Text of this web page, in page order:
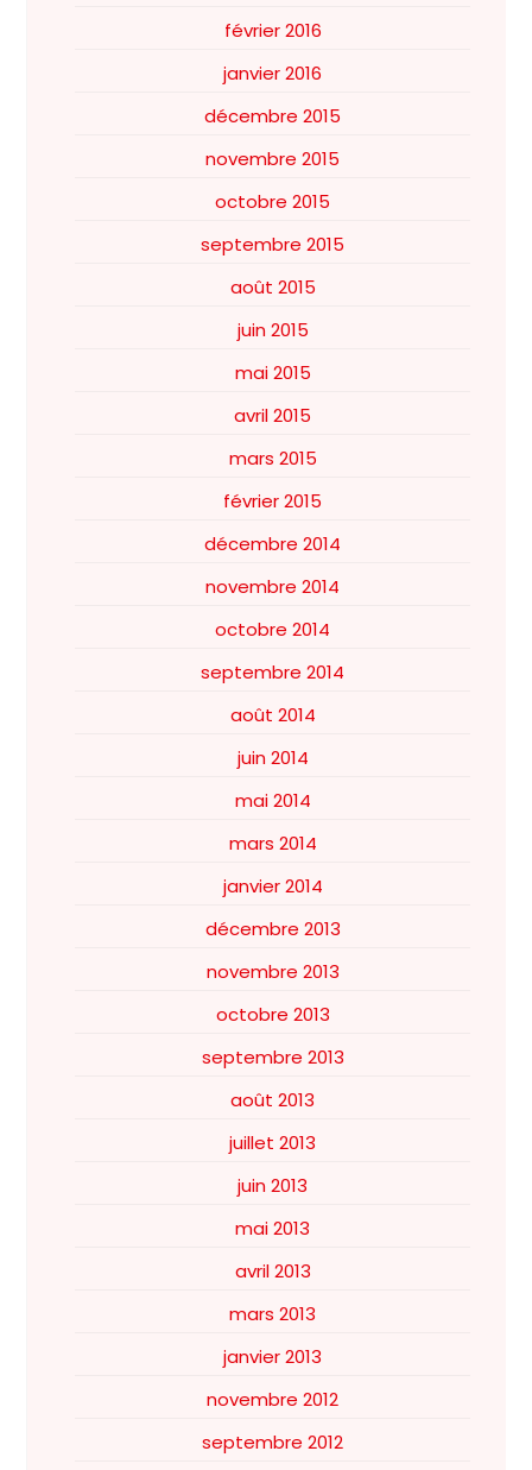
février 2016
janvier 2016
décembre 2015
novembre 2015
octobre 2015
septembre 2015
août 2015
juin 2015
mai 2015
avril 2015
mars 2015
février 2015
décembre 2014
novembre 2014
octobre 2014
septembre 2014
août 2014
juin 2014
mai 2014
mars 2014
janvier 2014
décembre 2013
novembre 2013
octobre 2013
septembre 2013
août 2013
juillet 2013
juin 2013
mai 2013
avril 2013
mars 2013
janvier 2013
novembre 2012
septembre 2012